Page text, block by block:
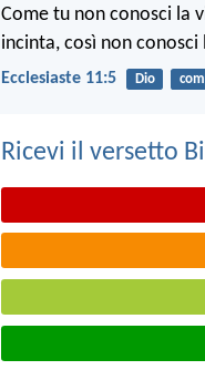
Come tu non conosci la
incinta, così non conosci
Ecclesiaste 11:5 Dio
Ricevi il versetto